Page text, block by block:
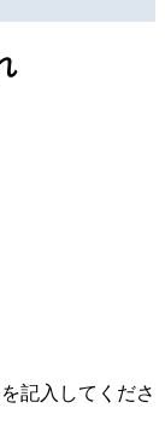
記入してくださ